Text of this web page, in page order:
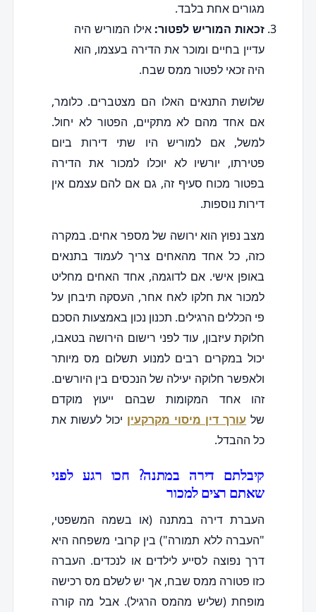
מגורים אחת בלבד.
זכאות המוריש לפטור: אילו המוריש היה
עדיין בחיים ומוכר את הדירה בעצמו, הוא
היה זכאי לפטור ממס שבח.
שלושת התנאים האלו הם מצטברים. כלומר,
אם אחד מהם לא מתקיים, הפטור לא יחול.
למשל, אם למוריש היו שתי דירות ביום
פטירתו, יורשיו לא יוכלו למכור את הדירה
בפטור מכוח סעיף זה, גם אם להם עצמם אין
דירות נוספות.
מצב נפוץ הוא ירושה של מספר אחים. במקרה
כזה, כל אחד מהאחים צריך לעמוד בתנאים
באופן אישי. אם לדוגמה, אחד האחים מחליט
למכור את חלקו לאח אחר, העסקה תיבחן על
פי הכללים הרגילים. תכנון נכון באמצעות הסכם
חלוקת עיזבון, עוד לפני רישום הירושה בטאבו,
יכול במקרים רבים למנוע תשלום מס מיותר
ולאפשר חלוקה יעילה של הנכסים בין היורשים.
זהו אחד המקומות שבהם ייעוץ מוקדם
של עורך דין מיסוי מקרקעין יכול לעשות את
כל ההבדל.
קיבלתם דירה במתנה? חכו רגע לפני
שאתם רצים למכור
העברת דירה במתנה (או בשמה המשפטי,
"העברה ללא תמורה") בין קרובי משפחה היא
דרך נפוצה לסייע לילדים או לנכדים. העברה
כזו פטורה ממס שבח, אך יש לשלם מס רכישה
מופחת (שליש מהמס הרגיל). אבל מה קורה